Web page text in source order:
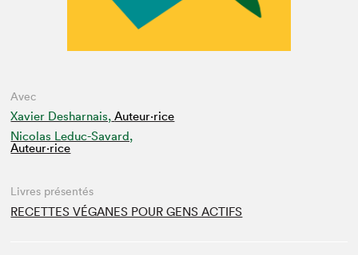
Avec
Xavier Desharnais, Auteur·rice
Nicolas Leduc-Savard,
Auteur·rice
Livres présentés
RECETTES VÉGANES POUR GENS ACTIFS